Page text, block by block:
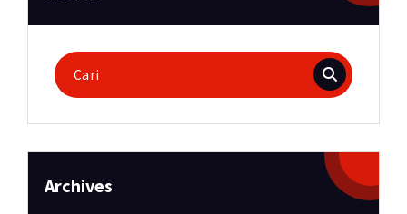
Pencarian
untuk:
Archives